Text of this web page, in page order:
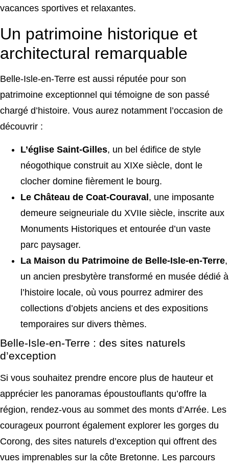
vacances sportives et relaxantes.
Un patrimoine historique et
architectural remarquable
Belle-Isle-en-Terre est aussi réputée pour son
patrimoine exceptionnel qui témoigne de son passé
chargé d’histoire. Vous aurez notamment l’occasion de
découvrir :
L’église Saint-Gilles, un bel édifice de style
néogothique construit au XIXe siècle, dont le
clocher domine fièrement le bourg.
Le Château de Coat-Couraval , une imposante
demeure seigneuriale du XVIIe siècle, inscrite aux
Monuments Historiques et entourée d’un vaste
parc paysager.
La Maison du Patrimoine de Belle-Isle-en-Terre,
un ancien presbytère transformé en musée dédié à
l’histoire locale, où vous pourrez admirer des
collections d’objets anciens et des expositions
temporaires sur divers thèmes.
Belle-Isle-en-Terre : des sites naturels
d’exception
Si vous souhaitez prendre encore plus de hauteur et
apprécier les panoramas époustouflants qu’offre la
région, rendez-vous au sommet des monts d’Arrée. Les
courageux pourront également explorer les gorges du
Corong, des sites naturels d’exception qui offrent des
vues imprenables sur la côte Bretonne. Les parcours